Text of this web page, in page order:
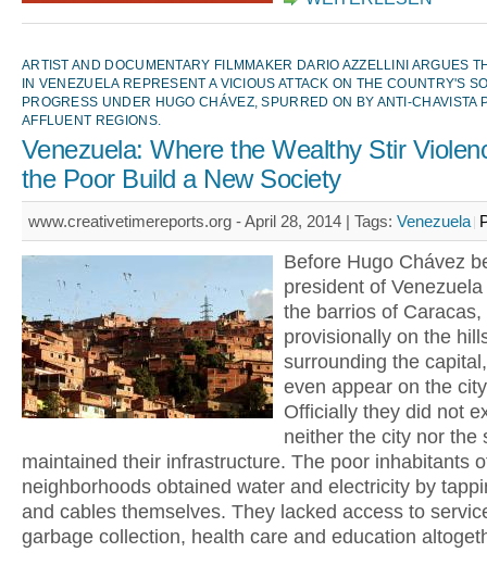
ARTIST AND DOCUMENTARY FILMMAKER DARIO AZZELLINI ARGUES
IN VENEZUELA REPRESENT A VICIOUS ATTACK ON THE COUNTRY'S
PROGRESS UNDER HUGO CHÁVEZ, SPURRED ON BY ANTI-CHAVISTA
AFFLUENT REGIONS.
Venezuela: Where the Wealthy Stir
the Poor Build a New Society
www.creativetimereports.org - April 28, 2014 | Tags: Venezuela
Before Hugo Chávez
president of
the barrios of Caracas,
provisionally on the
surrounding the
even appear on the
Officially they did not
neither the city nor the
maintained their infrastructure. The poor inhabitants
neighborhoods obtained water and electricity by
and cables themselves. They lacked access to
garbage collection, health care and education